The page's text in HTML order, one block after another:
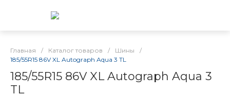
Главная / Каталог товаров / Шины
/
185/55R15 86V XL Autograph Aqua 3 TL
185/55R15 86V XL Autograph Aqua 3
TL